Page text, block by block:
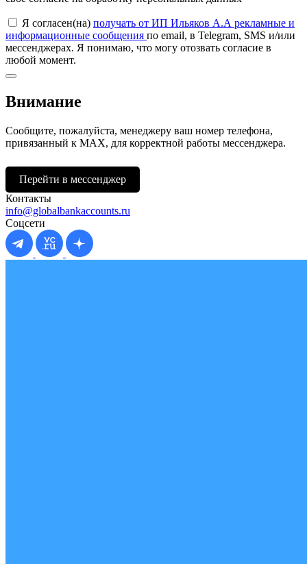
Я согласен(на) получать от ИП Ильяков А.А рекламные и
информационные сообщения по email, в Telegram, SMS и/или
мессенджерах. Я понимаю, что могу отозвать согласие в
любой момент.
Внимание
Сообщите, пожалуйста, менеджеру ваш номер телефона,
привязанный к МАХ, для корректной работы мессенджера.
Перейти в мессенджер
Контакты
info@globalbankaccounts.ru
Соцсети